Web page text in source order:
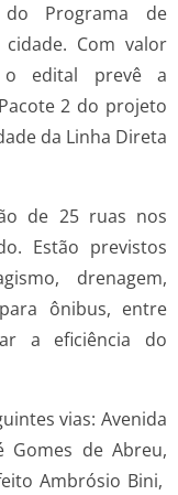
Programa de
Com valor
o edital prevê a
2 do projeto
da Linha Direta
de 25 ruas nos
Estão previstos
drenagem,
ônibus, entre
a eficiência do
vias: Avenida
Gomes de Abreu,
Ambrósio Bini,